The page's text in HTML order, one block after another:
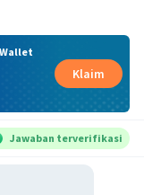
Klaim
Jawaban terverifikasi